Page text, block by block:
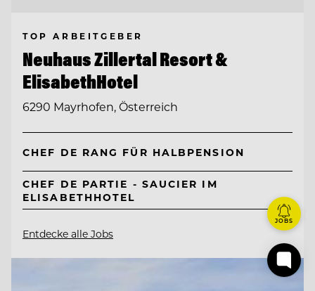
TOP ARBEITGEBER
Neuhaus Zillertal Resort &
ElisabethHotel
6290 Mayrhofen, Österreich
CHEF DE RANG FÜR HALBPENSION
CHEF DE PARTIE - SAUCIER IM
ELISABETHHOTEL
Entdecke alle Jobs
JOBS